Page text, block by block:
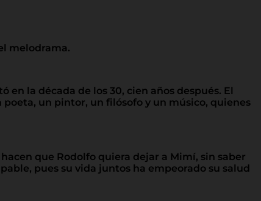
melodrama.
en la década de los 30, cien años después. El
un pintor, un filósofo y un músico, quienes
que Rodolfo quiera dejar a Mimí, sin saber
pues su vida juntos ha empeorado su salud